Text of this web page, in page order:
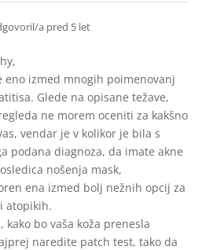
a pred 5 let
eno izmed mnogih poimenovanj
Glede na opisane težave,
ne morem oceniti za kakšno
vendar je v kolikor je bila s
podana diagnoza, da imate akne
nošenja mask,
ena izmed bolj nežnih opcij za
atopikih.
kako bo vaša koža prenesla
naredite patch test, tako da